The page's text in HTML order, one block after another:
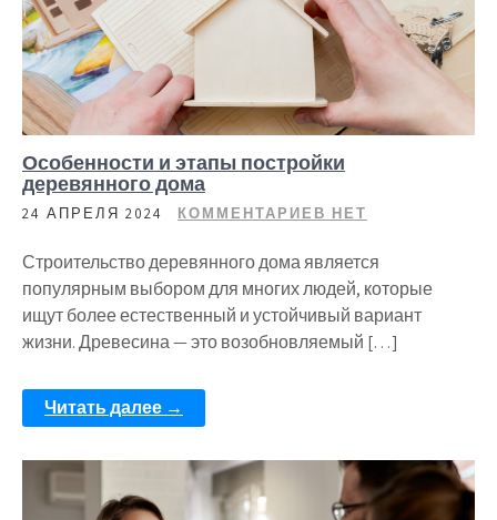
Особенности и этапы постройки
деревянного дома
24 АПРЕЛЯ 2024 КОММЕНТАРИЕВ НЕТ
Строительство деревянного дома является
популярным выбором для многих людей, которые
ищут более естественный и устойчивый вариант
жизни. Древесина — это возобновляемый […]
Читать далее →